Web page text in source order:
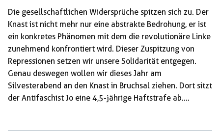
Die gesellschaftlichen Widersprüche spitzen sich zu. Der
Knast ist nicht mehr nur eine abstrakte Bedrohung, er ist
ein konkretes Phänomen mit dem die revolutionäre Linke
zunehmend konfrontiert wird. Dieser Zuspitzung von
Repressionen setzen wir unsere Solidarität entgegen.
Genau deswegen wollen wir dieses Jahr am
Silvesterabend an den Knast in Bruchsal ziehen. Dort sitzt
der Antifaschist Jo eine 4,5-jährige Haftstrafe ab.